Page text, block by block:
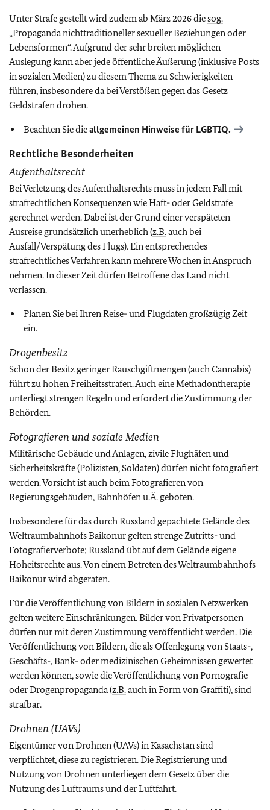
Unter Strafe gestellt wird zudem ab März 2026 diesog.
„Propaganda nichttraditioneller sexueller Beziehungen oder
Lebensformen“. Aufgrund der sehr breiten möglichen
Auslegung kann aber jede öffentliche Äußerung (inklusive Posts
in sozialen Medien) zu diesem Thema zu Schwierigkeiten
führen, insbesondere da bei Verstößen gegen das Gesetz
Geldstrafen drohen.
Beachten Sie dieallgemeinen Hinweise für LGBTIQ.
Rechtliche Besonderheiten
Aufenthaltsrecht
Bei Verletzung des Aufenthaltsrechts muss in jedem Fall mit
strafrechtlichen Konsequenzen wie Haft- oder Geldstrafe
gerechnet werden. Dabei ist der Grund einer verspäteten
Ausreise grundsätzlich unerheblich (z.B.auch bei
Ausfall/Verspätung des Flugs). Ein entsprechendes
strafrechtliches Verfahren kann mehrere Wochen in Anspruch
nehmen. In dieser Zeit dürfen Betroffene das Land nicht
verlassen.
Planen Sie bei Ihren Reise- und Flugdaten großzügig Zeit
ein.
Drogenbesitz
Schon der Besitz geringer Rauschgiftmengen(auch Cannabis)
führt zu hohen Freiheitsstrafen. Auch eine Methadontherapie
unterliegt strengen Regeln und erfordert die Zustimmung der
Behörden.
Fotografieren und soziale Medien
Militärische Gebäude und Anlagen, zivile Flughäfen und
Sicherheitskräfte (Polizisten, Soldaten) dürfen nicht fotografiert
werden. Vorsicht ist auch beim Fotografieren von
Regierungsgebäuden, Bahnhöfen u.Ä. geboten.
Insbesondere für das durch Russland gepachtete Gelände des
Weltraumbahnhofs Baikonur gelten strenge Zutritts- und
Fotografierverbote; Russland übt auf dem Gelände eigene
Hoheitsrechte aus. Von einem Betreten des Weltraumbahnhofs
Baikonur wird abgeraten.
Für die Veröffentlichung von Bildern in sozialen Netzwerken
gelten weitere Einschränkungen. Bilder von Privatpersonen
dürfen nur mit deren Zustimmung veröffentlicht werden. Die
Veröffentlichung von Bildern, die als Offenlegung von Staats-,
Geschäfts-, Bank- oder medizinischen Geheimnissen gewertet
werden können, sowie die Veröffentlichung von Pornografie
oder Drogenpropaganda (z.B.auch in Form von Graffiti), sind
strafbar.
Drohnen (UAVs)
Eigentümer von Drohnen (UAVs) in Kasachstan sind
verpflichtet, diese zu registrieren. Die Registrierung und
Nutzung von Drohnen unterliegen dem Gesetz über die
Nutzung des Luftraums und der Luftfahrt.